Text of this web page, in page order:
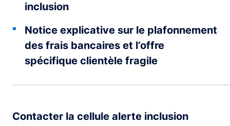
inclusion
Notice explicative sur le plafonnement
des frais bancaires et l’offre
spécifique clientèle fragile
Contacter la cellule alerte inclusion